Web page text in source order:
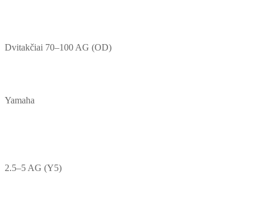
Dvitakčiai 70–100 AG (OD)
Yamaha
2.5–5 AG (Y5)